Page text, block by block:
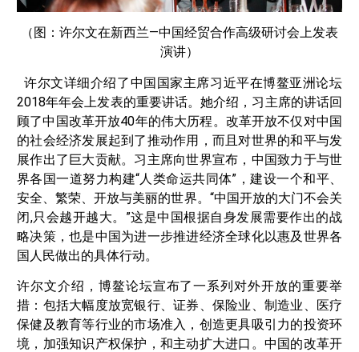
（图：许尔文在新西兰—中国经贸合作高级研讨会上发表
演讲）
许尔文详细介绍了中国国家主席习近平在博鳌亚洲论坛
2018年年会上发表的重要讲话。她介绍，习主席的讲话回
顾了中国改革开放40年的伟大历程。改革开放不仅对中国
的社会经济发展起到了推动作用，而且对世界的和平与发
展作出了巨大贡献。习主席向世界宣布，中国致力于与世
界各国一道努力构建“人类命运共同体”，建设一个和平、
安全、繁荣、开放与美丽的世界。“中国开放的大门不会关
闭,只会越开越大。”这是中国根据自身发展需要作出的战
略决策，也是中国为进一步推进经济全球化以惠及世界各
国人民做出的具体行动。
许尔文介绍，博鳌论坛宣布了一系列对外开放的重要举
措：包括大幅度放宽银行、证券、保险业、制造业、医疗
保健及教育等行业的市场准入，创造更具吸引力的投资环
境，加强知识产权保护，和主动扩大进口。中国的改革开